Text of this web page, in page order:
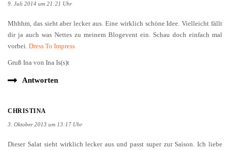
9. Juli 2014 um 21:21 Uhr
Mhhhm, das sieht aber lecker aus. Eine wirklich schöne Idee. Vielleicht fällt
dir ja auch was Nettes zu meinem Blogevent ein. Schau doch einfach mal
vorbei. Dress To Impress
Gruß Ina von Ina Is(s)t
Antworten
CHRISTINA
3. Oktober 2013 um 13:17 Uhr
Dieser Salat sieht wirklich lecker aus und passt super zur Saison. Ich liebe